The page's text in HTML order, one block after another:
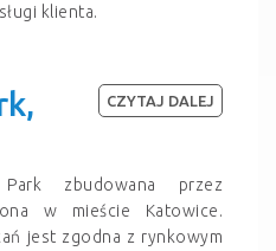
klienta.
zbudowana przez
w mieście Katowice.
jest zgodna z rynkowym
CZYTAJ DALEJ